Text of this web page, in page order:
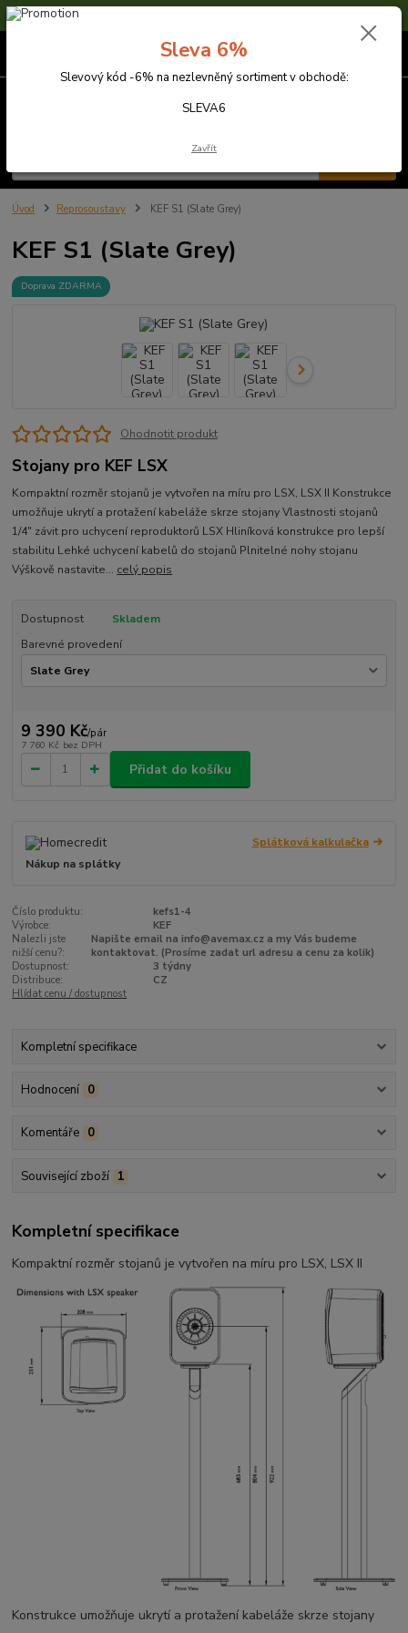
Sleva 6% na nezlevněné zboží s kódem SLEVA6
Úvod Reprosoustavy KEF S1 (Slate Grey)
KEF S1 (Slate Grey)
Doprava ZDARMA
Ohodnotit produkt
Stojany pro KEF LSX
Kompaktní rozměr stojanů je vytvořen na míru pro LSX, LSX II Konstrukce
umožňuje ukrytí a protažení kabeláže skrze stojany Vlastnosti stojanů
1/4" závit pro uchycení reproduktorů LSX Hliníková konstrukce pro lepší
stabilitu Lehké uchycení kabelů do stojanů Plnitelné nohy stojanu
Výškově nastavite... celý popis
Dostupnost
Skladem
Barevné provedení
9 390 Kč/pár
7 760 Kč bez DPH
Přidat do košíku
Splátková kalkulačka
Nákup na splátky
Číslo produktu:
kefs1-4
Výrobce:
KEF
Nalezli jste
nižší cenu?:
Napište email na info@avemax.cz a my Vás budeme
kontaktovat. (Prosíme zadat url adresu a cenu za kolik)
Dostupnost:
3 týdny
Distribuce:
CZ
Hlídat cenu / dostupnost
Kompletní specifikace
Hodnocení 0
Komentáře 0
Související zboží 1
Kompletní specifikace
Kompaktní rozměr stojanů je vytvořen na míru pro LSX, LSX II
Konstrukce umožňuje ukrytí a protažení kabeláže skrze stojany
Sleva 6%
Slevový kód -6% na nezlevněný sortiment v obchodě:
SLEVA6
Zavřít